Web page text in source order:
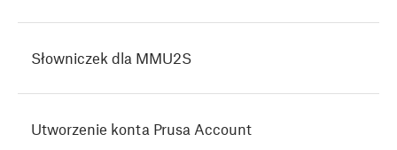
Słowniczek dla MMU2S
Utworzenie konta Prusa Account